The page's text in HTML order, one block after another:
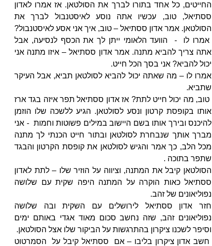
החייטים, כל אחד בתורו לברך את הסולטאן. אז אמרו לאדון
ססתיאל, טוב, עכשיו אתה נוסע לאיסטנבול לברך את
הסולטאן. אמר אדון ססתיאל – טוב, איך אני אסע לאיסטנבול?
אמרו לו - הוועד הלאומי ייתן לך את הכסף לנסיעה, אבל
אתה צריך להביא מתנה. אמר אדון ססתיאל – איזו מתנה אני
יכול להביא? אני בסך הכל חייט.
אמרו לו – מה שאתה יכול להביא לסולטאן תביא, אבל העיקר
שתביא.
טוב, מה יכול חייט לתת? אז אדון ססתיאל תפר איזה בגד ארז
אותו בקופסת קרטון ונסע לסולטאן. הגיע ללשכה שלו הוזמן
להיכנס ובירך אותו בשם היישוב במילים פשוטות וחמות - אני
מברך אותך שנבחרת לסולטאן ובתור חייט הכנתי לך מתנה
מכל הלב, כך אמר והגיש לסולטאן את קופסת הקרטון והבגד
שתפר בתוכה .
הסולטאן קיבל את המתנה, וציווה על הוזיר שלו – לתת לאדון
ססתיאל כאות הוקרה על המתנה היפה שקית עם שלושה
נפוליאונים של זהב.
חזר אדון ססתיאל לירושלים עם השקית ובה שלושה
נפוליאונים זהב, שזה נחשב סכום מאוד אגדי באותם ימים
וסיפר לשכנו ציקרון בהתרגשות על הביקור שלו אצל הסולטאן.
חשב אדון ציקרון בליבו – אם ססתיאל קיבל על הסמרטוט